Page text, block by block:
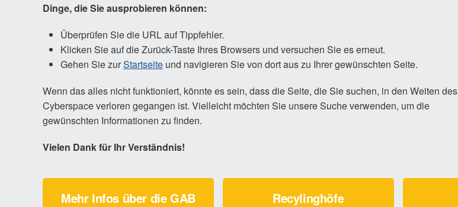
Dinge, die Sie ausprobieren können:
Überprüfen Sie die URL auf Tippfehler.
Klicken Sie auf die Zurück-Taste Ihres Browsers und versuchen Sie es erneut.
Gehen Sie zurStartseite und navigieren Sie von dort aus zu Ihrer gewünschten Seite.
Wenn das alles nicht funktioniert, könnte es sein, dass die Seite, die Sie suchen, in den Weiten des
Cyberspace verloren gegangen ist. Vielleicht möchten Sie unsere Suche verwenden, um die
gewünschten Informationen zu finden.
Vielen Dank für Ihr Verständnis!
Mehr Infos über die GAB Recylinghöfe